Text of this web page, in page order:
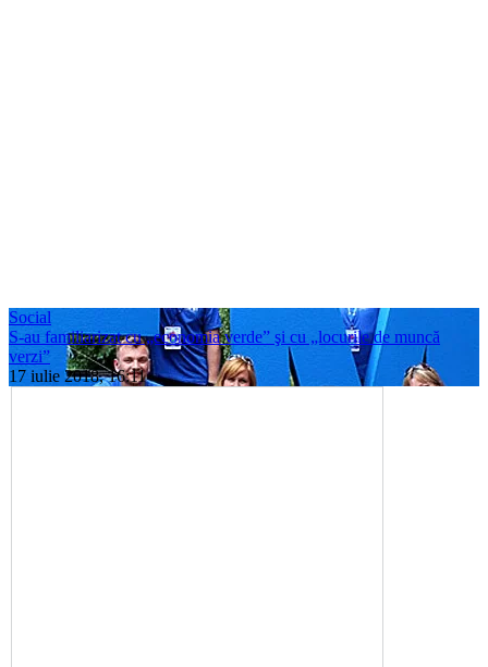
Social
S-au familiarizat cu „economia verde” şi cu „locurile de muncă
verzi”
17 iulie 2018, 16:11